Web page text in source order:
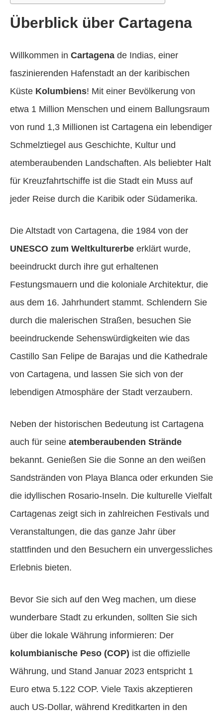
Überblick über Cartagena
Willkommen in Cartagena de Indias, einer
faszinierenden Hafenstadt an der karibischen
Küste Kolumbiens! Mit einer Bevölkerung von
etwa 1 Million Menschen und einem Ballungsraum
von rund 1,3 Millionen ist Cartagena ein lebendiger
Schmelztiegel aus Geschichte, Kultur und
atemberaubenden Landschaften. Als beliebter Halt
für Kreuzfahrtschiffe ist die Stadt ein Muss auf
jeder Reise durch die Karibik oder Südamerika.
Die Altstadt von Cartagena, die 1984 von der
UNESCO zum Weltkulturerbe erklärt wurde,
beeindruckt durch ihre gut erhaltenen
Festungsmauern und die koloniale Architektur, die
aus dem 16. Jahrhundert stammt. Schlendern Sie
durch die malerischen Straßen, besuchen Sie
beeindruckende Sehenswürdigkeiten wie das
Castillo San Felipe de Barajas und die Kathedrale
von Cartagena, und lassen Sie sich von der
lebendigen Atmosphäre der Stadt verzaubern.
Neben der historischen Bedeutung ist Cartagena
auch für seine atemberaubenden Strände
bekannt. Genießen Sie die Sonne an den weißen
Sandstränden von Playa Blanca oder erkunden Sie
die idyllischen Rosario-Inseln. Die kulturelle Vielfalt
Cartagenas zeigt sich in zahlreichen Festivals und
Veranstaltungen, die das ganze Jahr über
stattfinden und den Besuchern ein unvergessliches
Erlebnis bieten.
Bevor Sie sich auf den Weg machen, um diese
wunderbare Stadt zu erkunden, sollten Sie sich
über die lokale Währung informieren: Der
kolumbianische Peso (COP) ist die offizielle
Währung, und Stand Januar 2023 entspricht 1
Euro etwa 5.122 COP. Viele Taxis akzeptieren
auch US-Dollar, während Kreditkarten in den